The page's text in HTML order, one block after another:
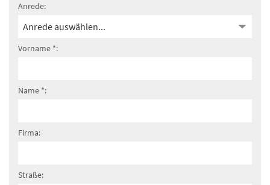
Anrede:
Vorname *:
Name *:
Firma:
Straße: